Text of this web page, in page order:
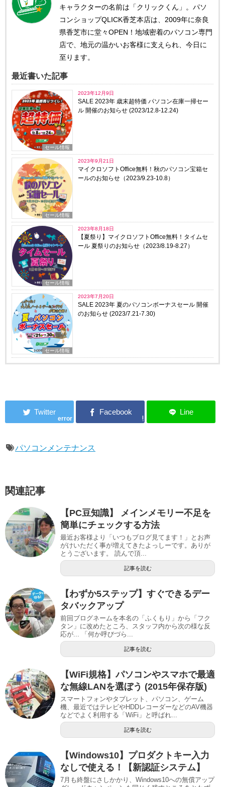
キャラクターの名前は「クリックくん」。パソ
コンショップQLICK香芝本店は、2009年に奈良
県香芝市に堂々OPEN！地域密着のパソコン専門
店で、地元の温かいお客様に支えられ、今日に
至ります。
最近書いた記事
セール情報
2023年12月9日
SALE 2023年 歳末超特価 パソコン在庫一掃セー
ル 開催のお知らせ (2023/12.8-12.24)
セール情報
2023年9月21日
マイクロソフトOffice無料！秋のパソコン宝箱セ
ールのお知らせ（2023/9.23-10.8）
セール情報
2023年8月18日
【夏祭り】マイクロソフトOffice無料！タイムセ
ール 夏祭りのお知らせ（2023/8.19-8.27）
セール情報
2023年7月20日
SALE 2023年 夏のパソコンボーナスセール 開催
のお知らせ (2023/7.21-7.30)
error
パソコンメンテナンス
関連記事
【PC豆知識】 メインメモリー不足を
簡単にチェックする方法
最近お客様より「いつもブログ見てます！」とお声
がけいただく事が増えてきたよっしーです。ありが
とうございます。 読んで頂...
記事を読む
【わずか5ステップ】すぐできるデー
タバックアップ
前回ブログネームを本名の「ふくもり」から「フク
タン」に改めたところ、スタッフ内から次の様な反
応が... 「何か呼びづら...
記事を読む
【WiFi規格】パソコンやスマホで最適
な無線LANを選ぼう (2015年保存版)
スマートフォンやタブレット、パソコン、ゲーム
機、最近ではテレビやHDDレコーダーなどのAV機器
などでよく利用する「WiFi」と呼ばれ...
記事を読む
【Windows10】プロダクトキー入力
なしで使える！【新認証システム】
7月も終盤にさしかかり、Windows10への無償アップ